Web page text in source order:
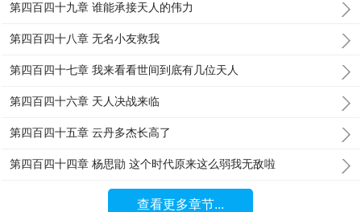
第四百四十九章 谁能承接天人的伟力
第四百四十八章 无名小友救我
第四百四十七章 我来看看世间到底有几位天人
第四百四十六章 天人决战来临
第四百四十五章 云丹多杰长高了
第四百四十四章 杨思勖 这个时代原来这么弱我无敌啦
查看更多章节...